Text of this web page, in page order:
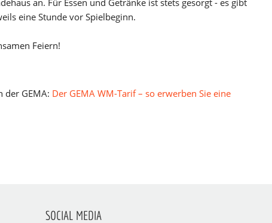
an. Für Essen und Getränke ist stets gesorgt - es gibt
eine Stunde vor Spielbeginn.
Feiern!
der GEMA: Der GEMA WM-Tarif – so erwerben Sie eine
SOCIAL MEDIA